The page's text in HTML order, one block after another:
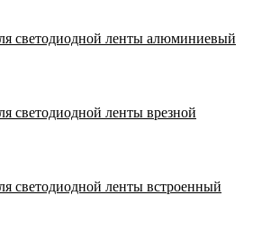
светодиодной ленты алюминиевый
светодиодной ленты врезной
светодиодной ленты встроенный